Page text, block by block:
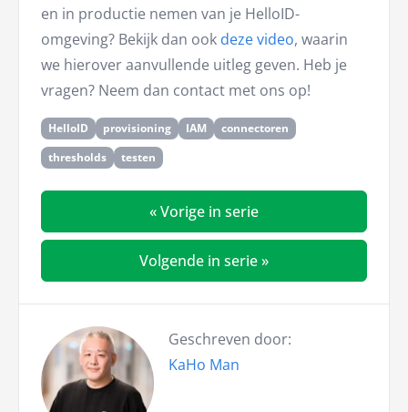
en in productie nemen van je HelloID-
omgeving? Bekijk dan ook deze video, waarin
we hierover aanvullende uitleg geven. Heb je
vragen? Neem dan contact met ons op!
HelloID provisioning IAM
connectoren
thresholds
testen
« Vorige in serie
Volgende in serie »
Geschreven door:
KaHo Man